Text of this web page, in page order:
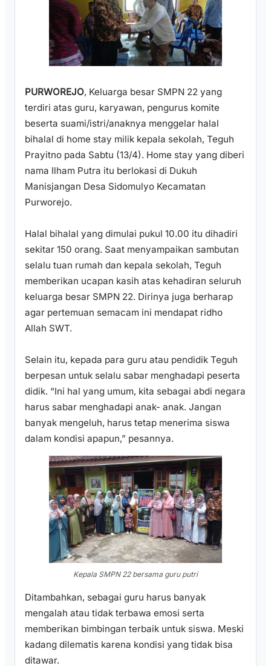
PURWOREJO, Keluarga besar SMPN 22 yang
terdiri atas guru, karyawan, pengurus komite
beserta suami/istri/anaknya menggelar halal
bihalal di home stay milik kepala sekolah, Teguh
Prayitno pada Sabtu (13/4). Home stay yang diberi
nama Ilham Putra itu berlokasi di Dukuh
Manisjangan Desa Sidomulyo Kecamatan
Purworejo.
Halal bihalal yang dimulai pukul 10.00 itu dihadiri
sekitar 150 orang. Saat menyampaikan sambutan
selalu tuan rumah dan kepala sekolah, Teguh
memberikan ucapan kasih atas kehadiran seluruh
keluarga besar SMPN 22. Dirinya juga berharap
agar pertemuan semacam ini mendapat ridho
Allah SWT.
Selain itu, kepada para guru atau pendidik Teguh
berpesan untuk selalu sabar menghadapi peserta
didik. “Ini hal yang umum, kita sebagai abdi negara
harus sabar menghadapi anak- anak. Jangan
banyak mengeluh, harus tetap menerima siswa
dalam kondisi apapun,” pesannya.
Kepala SMPN 22 bersama guru putri
Ditambahkan, sebagai guru harus banyak
mengalah atau tidak terbawa emosi serta
memberikan bimbingan terbaik untuk siswa. Meski
kadang dilematis karena kondisi yang tidak bisa
ditawar.